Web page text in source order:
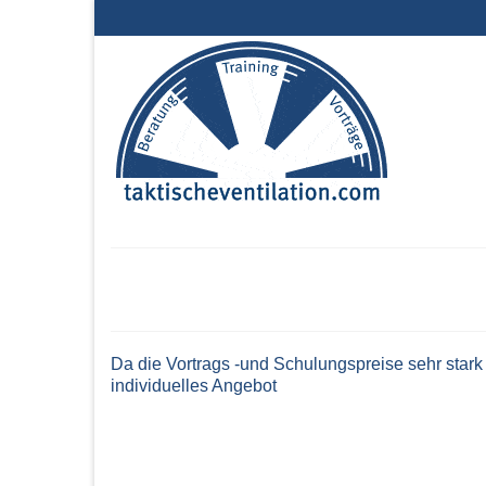
Da die Vortrags -und Schulungspreise sehr
individuelles Angebot